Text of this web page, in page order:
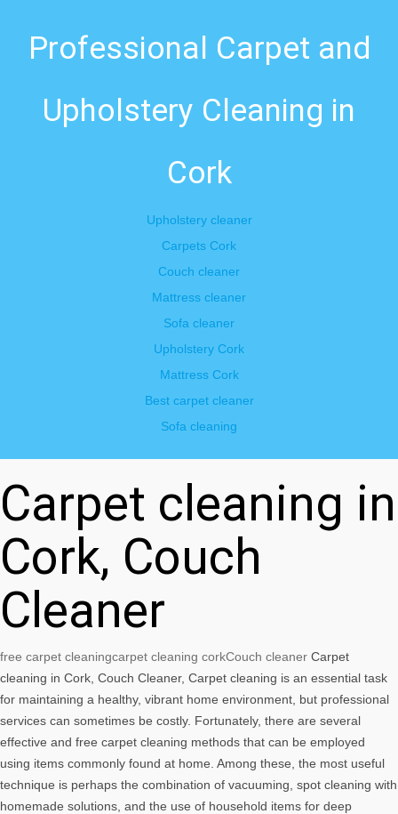
Professional Carpet and
Upholstery Cleaning in
Cork
Upholstery cleaner
Carpets Cork
Couch cleaner
Mattress cleaner
Sofa cleaner
Upholstery Cork
Mattress Cork
Best carpet cleaner
Sofa cleaning
Carpet cleaning in
Cork, Couch
Cleaner
free carpet cleaningcarpet cleaning corkCouch cleaner Carpet
cleaning in Cork, Couch Cleaner, Carpet cleaning is an essential task
for maintaining a healthy, vibrant home environment, but professional
services can sometimes be costly. Fortunately, there are several
effective and free carpet cleaning methods that can be employed
using items commonly found at home. Among these, the most useful
technique is perhaps the combination of vacuuming, spot cleaning with
homemade solutions, and the use of household items for deep